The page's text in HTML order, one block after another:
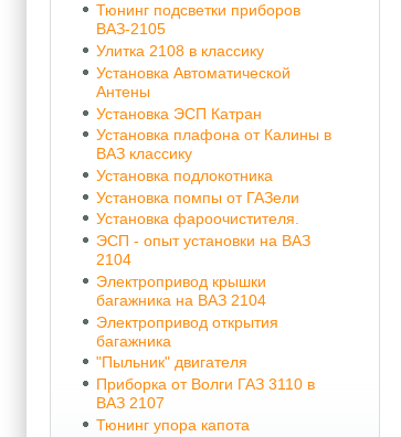
Тюнинг подсветки приборов
ВАЗ-2105
Улитка 2108 в классику
Установка Автоматической
Антены
Установка ЭСП Катран
Установка плафона от Калины в
ВАЗ классику
Установка подлокотника
Установка помпы от ГАЗели
Установка фароочистителя.
ЭСП - опыт установки на ВАЗ
2104
Электропривод крышки
багажника на ВАЗ 2104
Электропривод открытия
багажника
"Пыльник" двигателя
Приборка от Волги ГАЗ 3110 в
ВАЗ 2107
Тюнинг упора капота